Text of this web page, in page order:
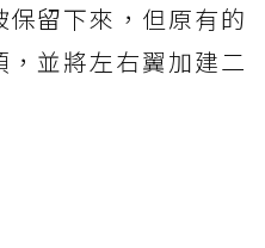
留下來，但原有的
並將左右翼加建二